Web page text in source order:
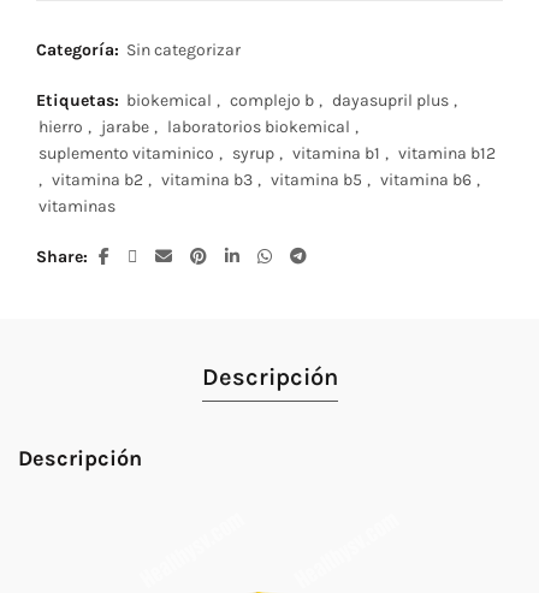
Categoría: Sin categorizar
Etiquetas: biokemical , complejo b , dayasupril plus ,
hierro , jarabe , laboratorios biokemical ,
suplemento vitaminico , syrup , vitamina b1 , vitamina b12
, vitamina b2 , vitamina b3 , vitamina b5 , vitamina b6 ,
vitaminas
Share
Descripción
Descripción